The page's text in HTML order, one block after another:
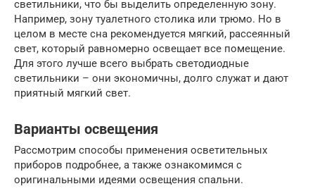
светильники, что бы выделить определенную зону.
Например, зону туалетного столика или трюмо. Но в
целом в месте сна рекомендуется мягкий, рассеянный
свет, который равномерно освещает все помещение.
Для этого лучше всего выбрать светодиодные
светильники – они экономичны, долго служат и дают
приятный мягкий свет.
Варианты освещения
Рассмотрим способы применения осветительных
приборов подробнее, а также ознакомимся с
оригинальными идеями освещения спальни.